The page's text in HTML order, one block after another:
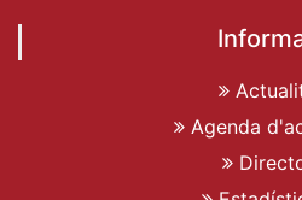
Agenda